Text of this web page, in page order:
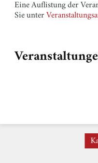
Eine Auflistung der
Sie unter